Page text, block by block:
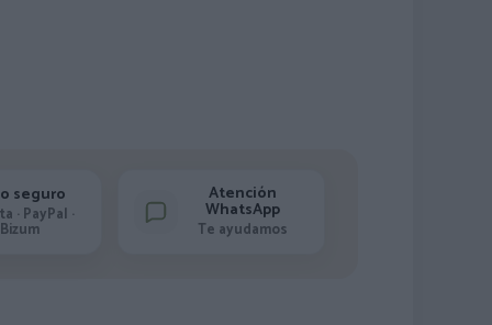
seguro
· PayPal ·
Bizum
Atención
WhatsApp
Te ayudamos